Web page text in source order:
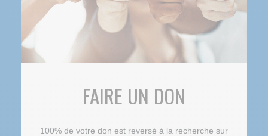
FAIRE UN DON
100% de votre don est reversé à la recherche sur